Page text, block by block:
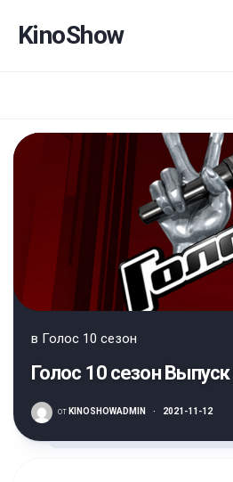
содержанию
KinoShow
в Голос 10 сезон
Голос 10 сезон
от KINOSHOWADMIN · 2021-11-12